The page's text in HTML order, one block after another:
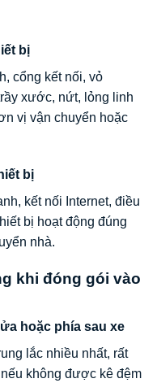
bị
cổng kết nối, vỏ
xước, nứt, lỏng linh
vị vận chuyển hoặc
bị
kết nối Internet, điều
bị hoạt động đúng
nhà.
khi đóng gói vào
hoặc phía sau xe
lắc nhiều nhất, rất
không được kê đệm